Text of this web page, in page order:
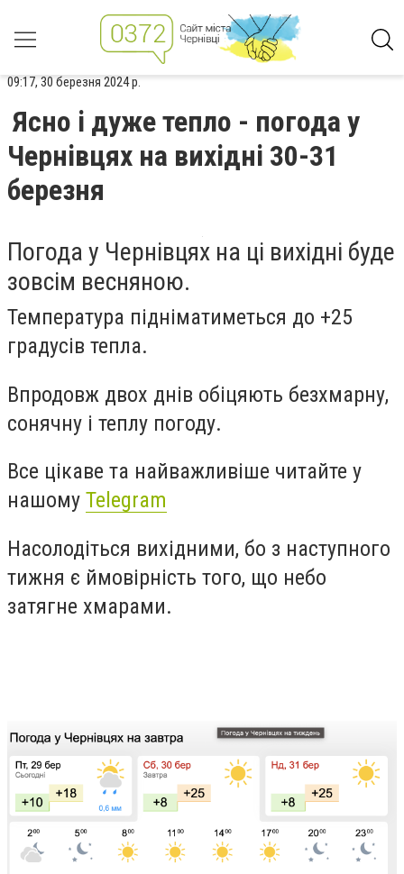
09:17, 30 березня 2024 р.
Ясно і дуже тепло - погода у
Чернівцях на вихідні 30-31
березня
Погода у Чернівцях на ці вихідні буде
зовсім весняною.
Температура підніматиметься до +25
градусів тепла.
Впродовж двох днів обіцяють безхмарну,
сонячну і теплу погоду.
Все цікаве та найважливіше читайте у
нашому Telegram
Насолодіться вихідними, бо з наступного
тижня є ймовірність того, що небо
затягне хмарами.